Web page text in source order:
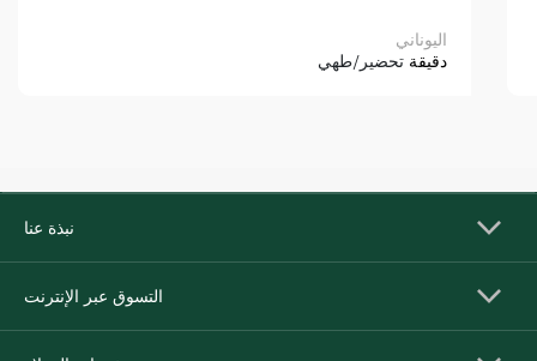
اليوناني
دقيقة تحضير/طهي
نبذة عنا
التسوق عبر الإنترنت